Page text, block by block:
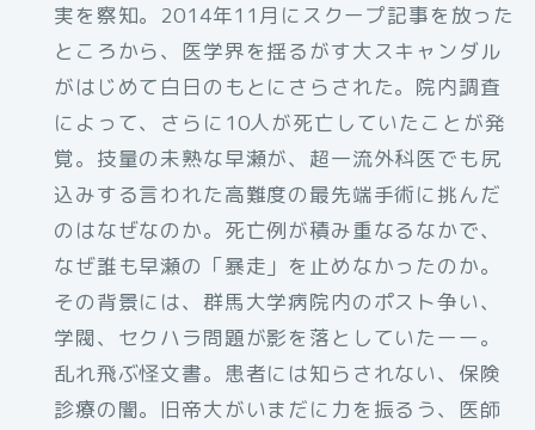
実を察知。2014年11月にスクープ記事を放った
ところから、医学界を揺るがす大スキャンダル
がはじめて白日のもとにさらされた。院内調査
によって、さらに10人が死亡していたことが発
覚。技量の未熟な早瀬が、超一流外科医でも尻
込みする言われた高難度の最先端手術に挑んだ
のはなぜなのか。死亡例が積み重なるなかで、
なぜ誰も早瀬の「暴走」を止めなかったのか。
その背景には、群馬大学病院内のポスト争い、
学閥、セクハラ問題が影を落としていたーー。
乱れ飛ぶ怪文書。患者には知らされない、保険
診療の闇。旧帝大がいまだに力を振るう、医師